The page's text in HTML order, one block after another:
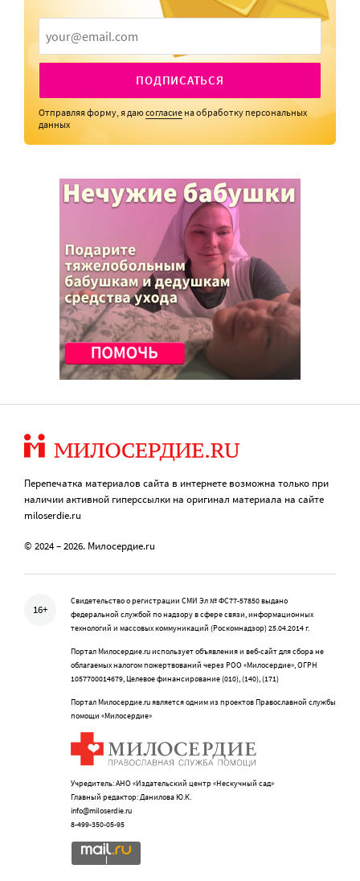
ПОДПИСАТЬСЯ
Отправляя форму, я даюсогласие на обработку персональных
данных
Перепечатка материалов сайта в интернете возможна только при
наличии активной гиперссылки на оригинал материала на сайте
miloserdie.ru
© 2024 – 2026. Милосердие.ru
16+
Свидетельство о регистрации СМИ Эл № ФС77-57850 выдано
федеральной службой по надзору в сфере связи, информационных
технологий и массовых коммуникаций (Роскомнадзор) 25.04.2014 г.
Портал Милосердие.ru использует объявления и веб-сайт для сбора не
облагаемых налогом пожертвований через РОО «Милосердие», ОГРН
1057700014679, Целевое финансирование (010), (140), (171)
Портал Милосердие.ru является одним из проектов Православной службы
помощи «Милосердие»
Учредитель: АНО «Издательский центр «Нескучный сад»
Главный редактор: Данилова Ю.К.
info@miloserdie.ru
8-499-350-05-95